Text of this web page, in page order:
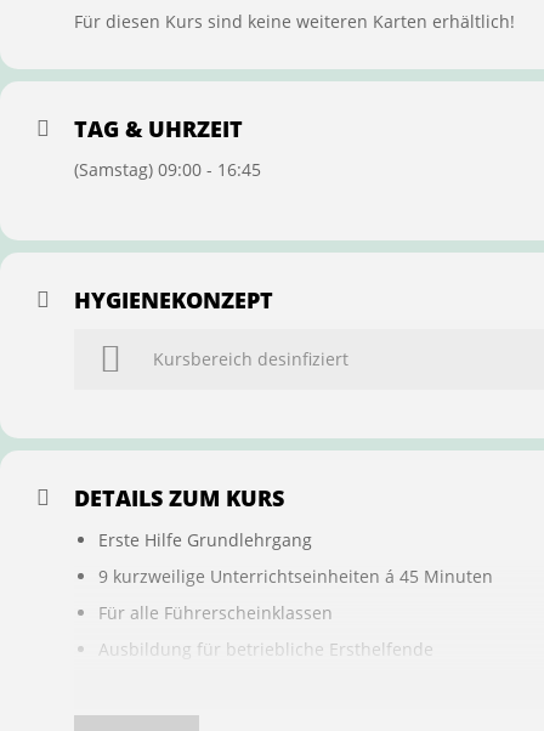
Für diesen Kurs sind keine weiteren Karten erhältlich!
TAG & UHRZEIT
(Samstag) 09:00 - 16:45
HYGIENEKONZEPT
Kursbereich desinfiziert
DETAILS ZUM KURS
Erste Hilfe Grundlehrgang
9 kurzweilige Unterrichtseinheiten á 45 Minuten
Für alle Führerscheinklassen
Ausbildung für betriebliche Ersthelfende